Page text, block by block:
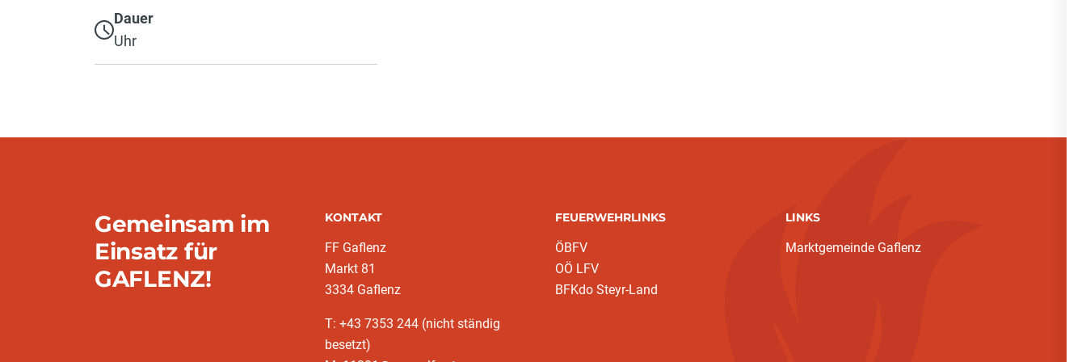
Dauer
Uhr
Gemeinsam im
Einsatz für
GAFLENZ!
KONTAKT
FF Gaflenz
Markt 81
3334 Gaflenz
T: +43 7353 244 (nicht ständig
besetzt)
FEUERWEHRLINKS
ÖBFV
OÖ LFV
BFKdo Steyr-Land
LINKS
Marktgemeinde Gaflenz